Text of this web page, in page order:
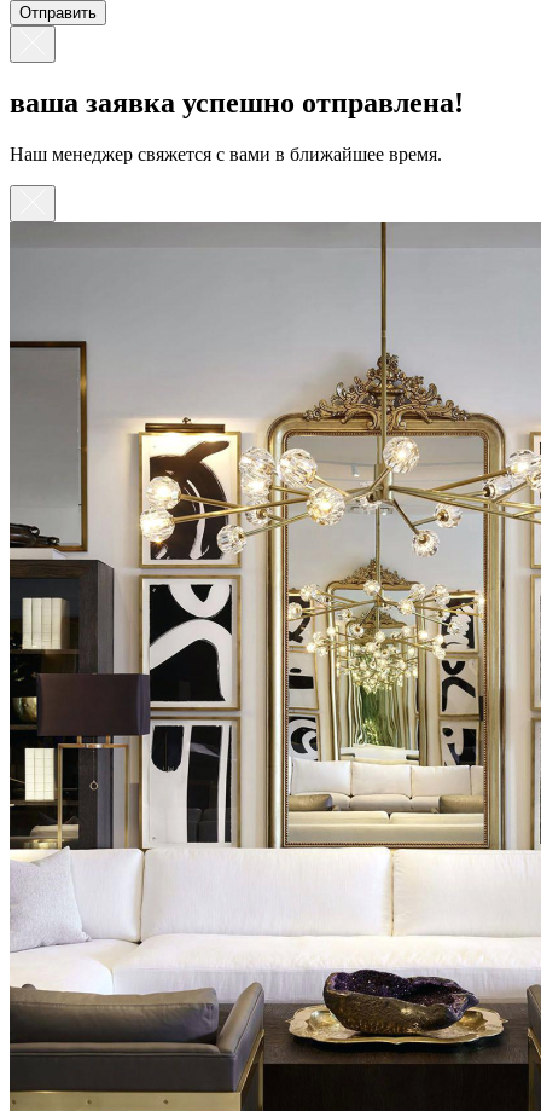
ваша заявка успешно отправлена!
Наш менеджер свяжется с вами в ближайшее время.